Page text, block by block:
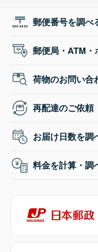
郵便番号を調べ
郵便局・ATM
荷物のお問い合
再配達のご依頼
お届け日数を調
料金を計算・調